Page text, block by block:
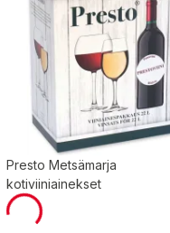
Presto Metsämarja
kotiviiniainekset